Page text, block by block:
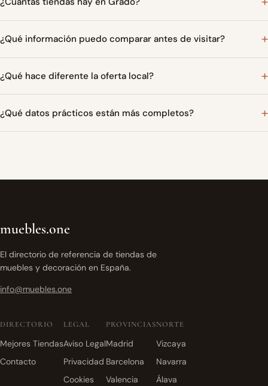
¿Qué información puedo comparar antes de visitar?
¿Qué hace diferente la oferta local?
¿Qué datos prácticos están más completos?
muebles.one
El directorio de referencia de tiendas de
muebles y decoración en España.
info@muebles.one
DIRECTORIO
Mejores Tiendas
Contacto
LEGAL
Aviso Legal
Privacidad
Cookies
PROVINCIAS
Madrid
Barcelona
Valencia
NORTE
Vizcaya
Navarra
Álava